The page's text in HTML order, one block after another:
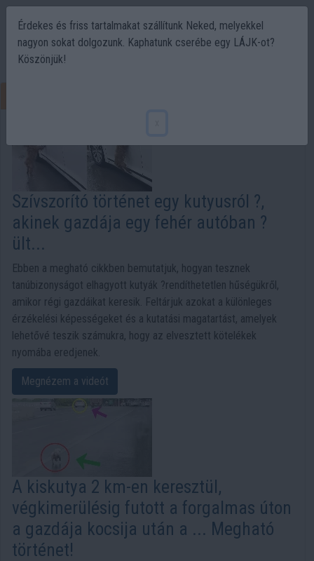
Szívszorító történet egy kutyusról ?,
akinek gazdája egy fehér autóban ?
ült...
Ebben a megható cikkben bemutatjuk, hogyan tesznek
tanúbizonyságot elhagyott kutyák ?rendíthetetlen hűségükről,
amikor régi gazdáikat keresik. Feltárjuk azokat a különleges
érzékelési képességeket és a kutatási magatartást, amelyek
lehetővé teszik számukra, hogy az elvesztett kötelékek
nyomába eredjenek.
Megnézem a videót
A kiskutya 2 km-en keresztül,
végkimerülésig futott a forgalmas úton
a gazdája kocsija után a ... Megható
történet!
Érdekes és friss tartalmakat szállítunk Neked, melyekkel
nagyon sokat dolgozunk. Kaphatunk cserébe egy LÁJK-ot?
Köszönjük!